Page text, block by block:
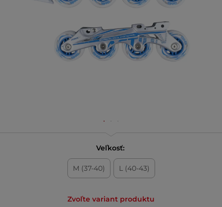
Veľkosť:
M (37-40) L (40-43)
Zvoľte variant produktu